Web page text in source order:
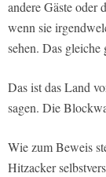
andere Gäste oder
wenn sie
sehen. Das gleiche
Das ist das Land
sagen. Die
Wie zum Beweis
Hitzacker